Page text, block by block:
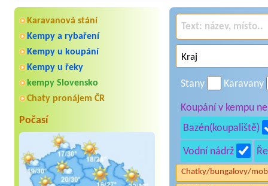
Karavanová stání
Kempy a rybaření
Kempy u koupání
Kempy u řeky
kempy Slovensko
Chaty pronájem ČR
Počasí
Stany Karavany
Koupání v kempu
Bazén(koupaliště)
Vodní nádrž
Chatky/bungalovy/